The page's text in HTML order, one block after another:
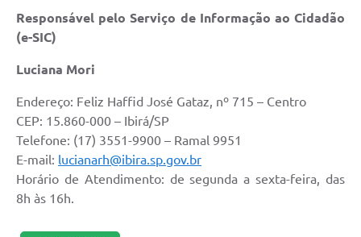
Responsável pelo Serviço de Informação ao Cidadão
(e-SIC)
Luciana Mori
Endereço: Feliz Haffid José Gataz, nº 715 – Centro
CEP: 15.860-000 – Ibirá/SP
Telefone: (17) 3551-9900 – Ramal 9951
E-mail: lucianarh@ibira.sp.gov.br
Horário de Atendimento: de segunda a sexta-feira, das
8h às 16h.